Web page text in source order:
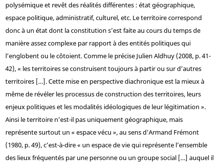
polysémique et revêt des réalités différentes : état géographique,
espace politique, administratif, culturel, etc. Le territoire correspond
donc à un état dont la constitution s’est faite au cours du temps de
manière assez complexe par rapport à des entités politiques qui
l’englobent ou le côtoient. Comme le précise Julien Aldhuy (2008, p. 41-
42), « les territoires se construisent toujours à partir ou sur d’autres
territoires […]. Cette mise en perspective diachronique est la mieux à
même de révéler les processus de construction des territoires, leurs
enjeux politiques et les modalités idéologiques de leur légitimation ».
Ainsi le territoire n’est-il pas uniquement géographique, mais
représente surtout un « espace vécu », au sens d’Armand Frémont
(1980, p. 49), c’est-à-dire « un espace de vie qui représente l’ensemble
des lieux fréquentés par une personne ou un groupe social […] auquel il